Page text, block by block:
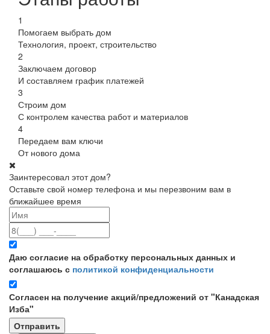
1
Помогаем выбрать дом
Технология, проект, строительство
2
Заключаем договор
И составляем график платежей
3
Строим дом
С контролем качества работ и материалов
4
Передаем вам ключи
От нового дома
Заинтересовал этот дом?
Оставьте свой номер телефона и мы перезвоним вам в
ближайшее время
Даю согласие на обработку персональных данных и
соглашаюсь с политикой конфиденциальности
Согласен на получение акций/предложений от "Канадская
Изба"